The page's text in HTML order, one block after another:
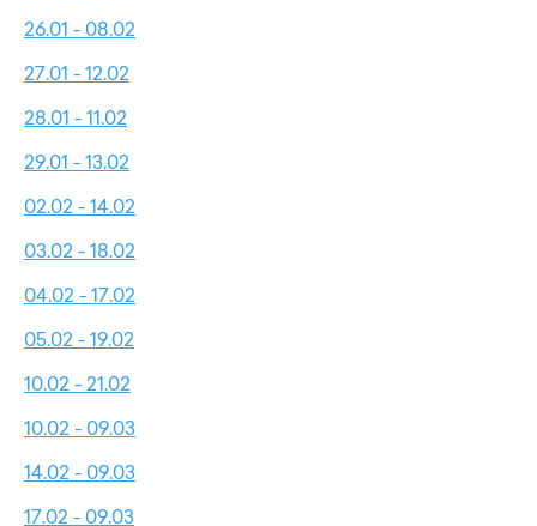
26.01 - 08.02
27.01 - 12.02
28.01 - 11.02
29.01 - 13.02
02.02 - 14.02
03.02 - 18.02
04.02 - 17.02
05.02 - 19.02
10.02 - 21.02
10.02 - 09.03
14.02 - 09.03
17.02 - 09.03